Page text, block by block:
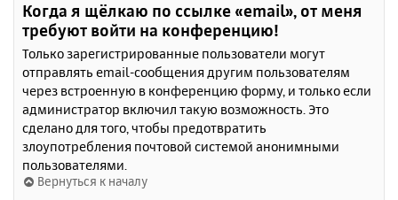
Когда я щёлкаю по ссылке «email», от меня
требуют войти на конференцию!
Только зарегистрированные пользователи могут
отправлять email-сообщения другим пользователям
через встроенную в конференцию форму, и только если
администратор включил такую возможность. Это
сделано для того, чтобы предотвратить
злоупотребления почтовой системой анонимными
пользователями.
Вернуться к началу